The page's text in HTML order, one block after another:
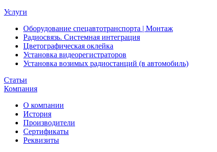
Услуги
Оборудование спецавтотранспорта | Монтаж
Радиосвязь. Системная интеграция
Цветографическая оклейка
Установка видеорегистраторов
Установка возимых радиостанций (в автомобиль)
Статьи
Компания
О компании
История
Производители
Сертификаты
Реквизиты